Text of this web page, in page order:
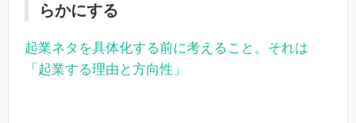
らかにする
起業ネタを具体化する前に考えること。それは
「起業する理由と方向性」